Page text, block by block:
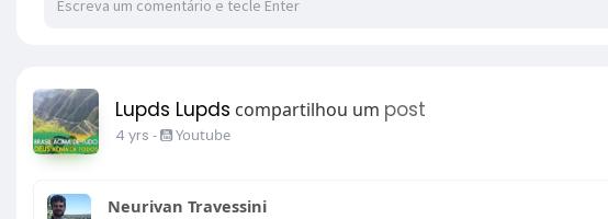
Lupds Lupds compartilhou um post
4 yrs - Youtube
Neurivan Travessini